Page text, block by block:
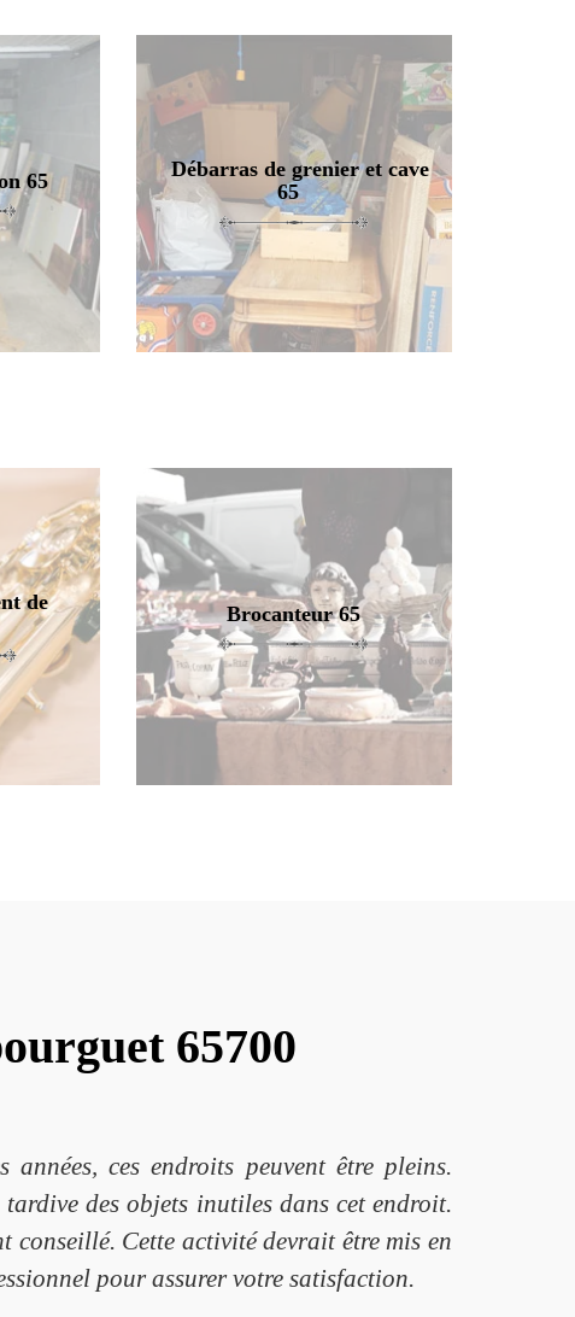
65
Débarras de grenier et cave
65
de
Brocanteur 65
65700
ces endroits peuvent être pleins.
des objets inutiles dans cet endroit.
conseillé. Cette activité devrait être mis en
pour assurer votre satisfaction.